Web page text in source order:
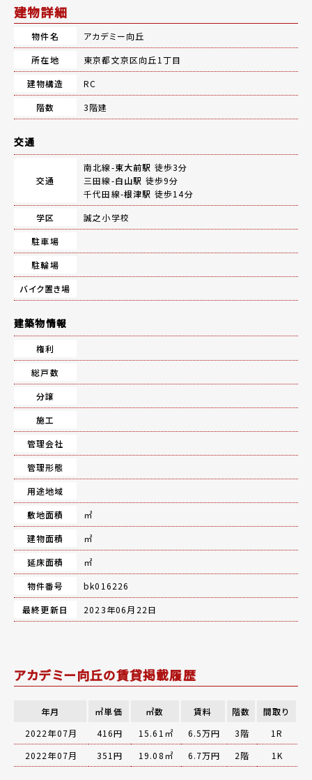
建物詳細
物件名
アカデミー向丘
所在地
東京都文京区向丘1丁目
建物構造
RC
階数
3階建
交通
交通
南北線-東大前駅 徒歩3分
三田線-白山駅 徒歩9分
千代田線-根津駅 徒歩14分
学区
誠之小学校
駐車場
駐輪場
バイク置き場
建築物情報
権利
総戸数
分譲
施工
管理会社
管理形態
用途地域
敷地面積
㎡
建物面積
㎡
延床面積
㎡
物件番号
bk016226
最終更新日
2023年06月22日
アカデミー向丘の賃貸掲載履歴
年月 ㎡単価 ㎡数 賃料 階数
間取り
2022年07月
416円 15.61㎡ 6.5万円 3階
1R
2022年07月
351円 19.08㎡ 6.7万円 2階 1K